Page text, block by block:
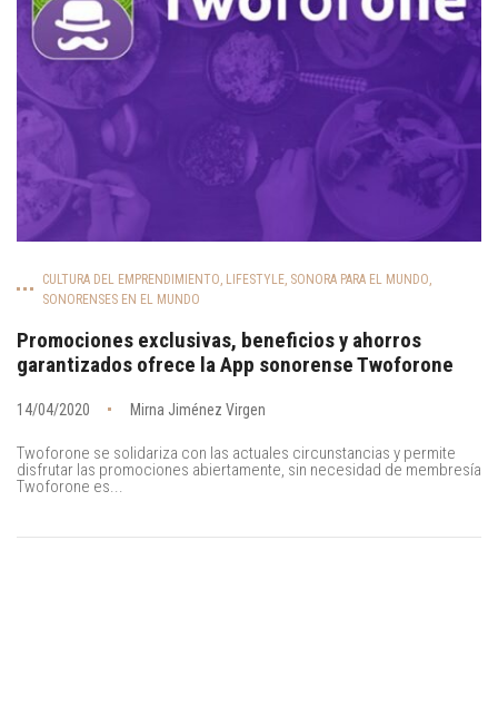
CULTURA DEL EMPRENDIMIENTO, LIFESTYLE, SONORA PARA EL MUNDO,
SONORENSES EN EL MUNDO
Promociones exclusivas, beneficios y ahorros
garantizados ofrece la App sonorense Twoforone
14/04/2020 Mirna Jiménez Virgen
Twoforone se solidariza con las actuales circunstancias y permite
disfrutar las promociones abiertamente, sin necesidad de membresía
Twoforone es...